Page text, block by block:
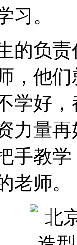
去学
负责
，他
学好
力量
手教
的老师